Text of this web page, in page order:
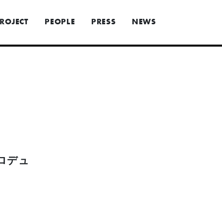
PEOPLE PRESS NEWS
デュ